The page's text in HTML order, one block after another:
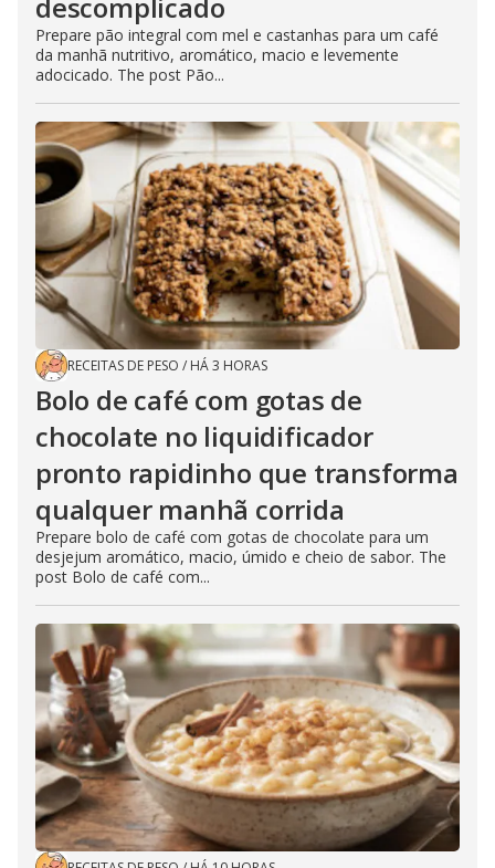
descomplicado
Prepare pão integral com mel e castanhas para um café
da manhã nutritivo, aromático, macio e levemente
adocicado. The post Pão...
RECEITAS DE PESO / HÁ 3 HORAS
Bolo de café com gotas de
chocolate no liquidificador
pronto rapidinho que transforma
qualquer manhã corrida
Prepare bolo de café com gotas de chocolate para um
desjejum aromático, macio, úmido e cheio de sabor. The
post Bolo de café com...